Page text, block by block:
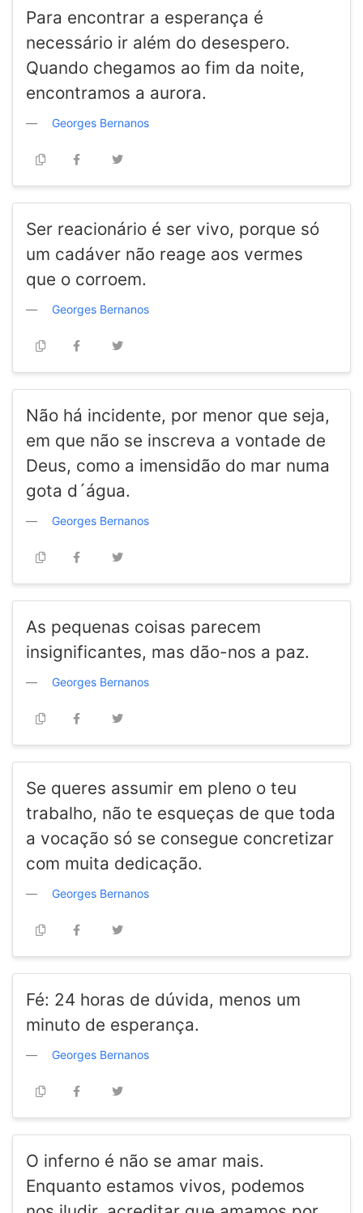
Para encontrar a esperança é
necessário ir além do desespero.
Quando chegamos ao fim da noite,
encontramos a aurora.
Georges Bernanos
Ser reacionário é ser vivo, porque só
um cadáver não reage aos vermes
que o corroem.
Georges Bernanos
Não há incidente, por menor que seja,
em que não se inscreva a vontade de
Deus, como a imensidão do mar numa
gota d´água.
Georges Bernanos
As pequenas coisas parecem
insignificantes, mas dão-nos a paz.
Georges Bernanos
Se queres assumir em pleno o teu
trabalho, não te esqueças de que toda
a vocação só se consegue concretizar
com muita dedicação.
Georges Bernanos
Fé: 24 horas de dúvida, menos um
minuto de esperança.
Georges Bernanos
O inferno é não se amar mais.
Enquanto estamos vivos, podemos